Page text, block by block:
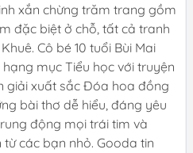
xắn chừng trăm trang gồm
đặc biệt ở chỗ, tất cả tranh
Cô bé 10 tuổi Bùi Mai
mục Tiểu học với truyện
giải xuất sắc Đóa hoa đồng
bài thơ dễ hiểu, đáng yêu
động mọi trái tim và
các bạn nhỏ. Gooda tin